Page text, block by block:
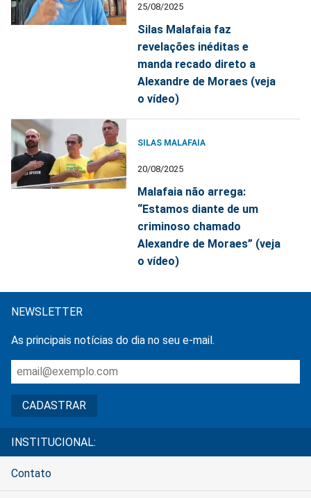
25/08/2025
Silas Malafaia faz
revelações inéditas e
manda recado direto a
Alexandre de Moraes (veja
o vídeo)
SILAS MALAFAIA
20/08/2025
Malafaia não arrega:
“Estamos diante de um
criminoso chamado
Alexandre de Moraes” (veja
o vídeo)
NEWSLETTER
As principais notícias do dia no seu e-mail.
INSTITUCIONAL:
Contato